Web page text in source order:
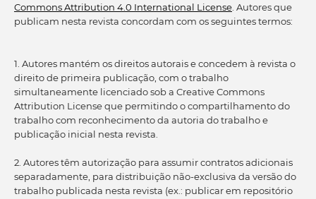
Commons Attribution 4.0 International License. Autores que
publicam nesta revista concordam com os seguintes termos:
1. Autores mantém os direitos autorais e concedem à revista o
direito de primeira publicação, com o trabalho
simultaneamente licenciado sob a Creative Commons
Attribution License que permitindo o compartilhamento do
trabalho com reconhecimento da autoria do trabalho e
publicação inicial nesta revista.
2. Autores têm autorização para assumir contratos adicionais
separadamente, para distribuição não-exclusiva da versão do
trabalho publicada nesta revista (ex.: publicar em repositório